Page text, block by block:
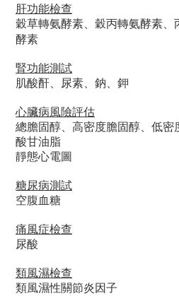
肝功能檢查
穀草轉氨酵素、穀丙轉氨酵素、
酵素
腎功能測試
肌酸酐、尿素、鈉、鉀
心臟病風險評估
總膽固醇、高密度膽固醇、低密
酸甘油脂
靜態心電圖
糖尿病測試
空腹血糖
痛風症檢查
尿酸
類風濕檢查
類風濕性關節炎因子